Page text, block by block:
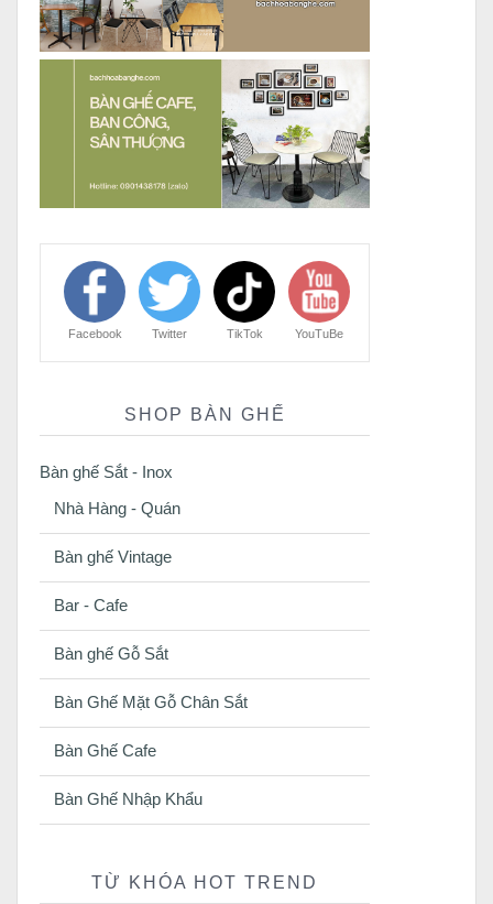
Facebook Twitter TikTok YouTuBe
SHOP BÀN GHẾ
Bàn ghế Sắt - Inox
Nhà Hàng - Quán
Bàn ghế Vintage
Bar - Cafe
Bàn ghế Gỗ Sắt
Bàn Ghế Mặt Gỗ Chân Sắt
Bàn Ghế Cafe
Bàn Ghế Nhập Khẩu
TỪ KHÓA HOT TREND